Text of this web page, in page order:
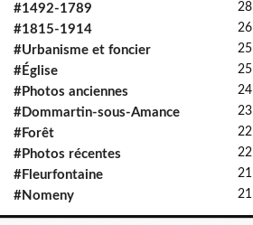
#1492-1789 28
#1815-1914 26
#Urbanisme et foncier 25
#Église 25
#Photos anciennes 24
#Dommartin-sous-Amance 23
#Forêt 22
#Photos récentes 22
#Fleurfontaine 21
#Nomeny 21